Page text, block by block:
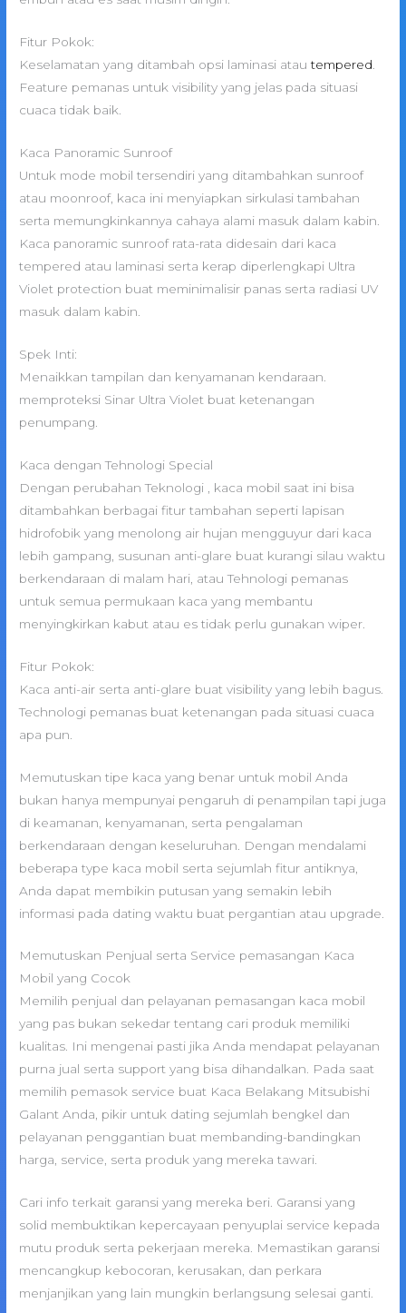
Fitur Pokok:
Keselamatan yang ditambah opsi laminasi atautempered
Feature pemanas untuk visibility yang jelas pada situasi
cuaca tidak baik.
Kaca Panoramic Sunroof
Untuk mode mobil tersendiri yang ditambahkan sunroof
atau moonroof, kaca ini menyiapkan sirkulasi tambahan
serta memungkinkannya cahaya alami masuk dalam kabin.
Kaca panoramic sunroof rata-rata didesain dari kaca
tempered atau laminasi serta kerap diperlengkapi Ultra
Violet protection buat meminimalisir panas serta radiasi UV
masuk dalam kabin.
Spek Inti:
Menaikkan tampilan dan kenyamanan kendaraan.
memproteksi Sinar Ultra Violet buat ketenangan
penumpang.
Kaca dengan Tehnologi Special
Dengan perubahan Teknologi , kaca mobil saat ini bisa
ditambahkan berbagai fitur tambahan seperti lapisan
hidrofobik yang menolong air hujan mengguyur dari kaca
lebih gampang, susunan anti-glare buat kurangi silau waktu
berkendaraan di malam hari, atau Tehnologi pemanas
untuk semua permukaan kaca yang membantu
menyingkirkan kabut atau es tidak perlu gunakan wiper.
Fitur Pokok:
Kaca anti-air serta anti-glare buat visibility yang lebih bagus.
Technologi pemanas buat ketenangan pada situasi cuaca
apa pun.
Memutuskan tipe kaca yang benar untuk mobil Anda
bukan hanya mempunyai pengaruh di penampilan tapi juga
di keamanan, kenyamanan, serta pengalaman
berkendaraan dengan keseluruhan. Dengan mendalami
beberapa type kaca mobil serta sejumlah fitur antiknya,
Anda dapat membikin putusan yang semakin lebih
informasi pada dating waktu buat pergantian atau upgrade.
Memutuskan Penjual serta Service pemasangan Kaca
Mobil yang Cocok
Memilih penjual dan pelayanan pemasangan kaca mobil
yang pas bukan sekedar tentang cari produk memiliki
kualitas. Ini mengenai pasti jika Anda mendapat pelayanan
purna jual serta support yang bisa dihandalkan. Pada saat
memilih pemasok service buat Kaca Belakang Mitsubishi
Galant Anda, pikir untuk dating sejumlah bengkel dan
pelayanan penggantian buat membanding-bandingkan
harga, service, serta produk yang mereka tawari.
Cari info terkait garansi yang mereka beri. Garansi yang
solid membuktikan kepercayaan penyuplai service kepada
mutu produk serta pekerjaan mereka. Memastikan garansi
mencangkup kebocoran, kerusakan, dan perkara
menjanjikan yang lain mungkin berlangsung selesai ganti.